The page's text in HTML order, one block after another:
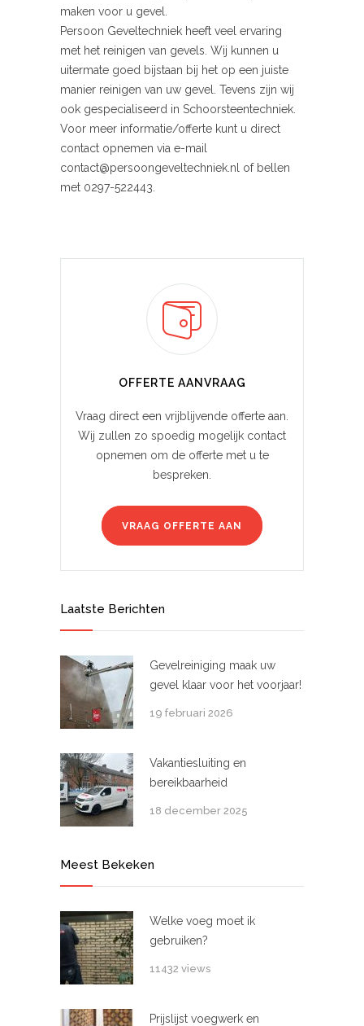
maken voor u gevel.
Persoon Geveltechniek heeft veel ervaring
met het reinigen van gevels. Wij kunnen u
uitermate goed bijstaan bij het op een juiste
manier reinigen van uw gevel. Tevens zijn wij
ook gespecialiseerd in Schoorsteentechniek.
Voor meer informatie/offerte kunt u direct
contact opnemen via e-mail
contact@persoongeveltechniek.nl of bellen
met 0297-522443.
OFFERTE AANVRAAG
Vraag direct een vrijblijvende offerte aan.
Wij zullen zo spoedig mogelijk contact
opnemen om de offerte met u te
bespreken.
VRAAG OFFERTE AAN
Laatste Berichten
Gevelreiniging maak uw
gevel klaar voor het voorjaar!
19 februari 2026
Vakantiesluiting en
bereikbaarheid
18 december 2025
Meest Bekeken
Welke voeg moet ik
gebruiken?
11432 views
Prijslijst voegwerk en